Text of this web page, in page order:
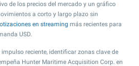
de los precios del mercado y un gráfico
a corto y largo plazo sin
en streaming más recientes para
USD.
reciente, identificar zonas clave de
Hunter Maritime Acquisition Corp. en